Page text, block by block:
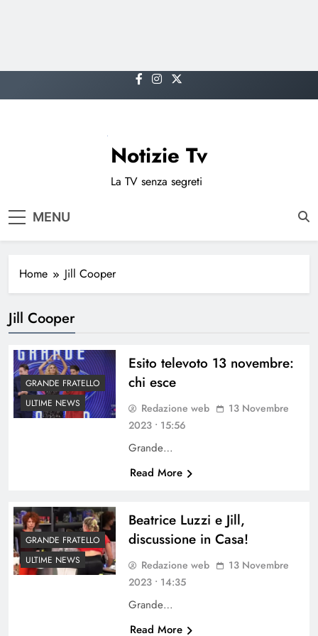
to
Notizie Tv
La TV senza segreti
MENU
Home Jill Cooper
Jill Cooper
GRANDE FRATELLO
ULTIME NEWS
Esito televoto 13 novembre:
chi esce
Redazione web
13 Novembre
2023 • 15:56
Grande…
Read More
GRANDE FRATELLO
ULTIME NEWS
Beatrice Luzzi e Jill,
discussione in Casa!
Redazione web
13 Novembre
2023 • 14:35
Grande…
Read More